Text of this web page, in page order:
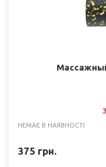
НЕМАЄ В НАЯВНОСТІ
375 грн.